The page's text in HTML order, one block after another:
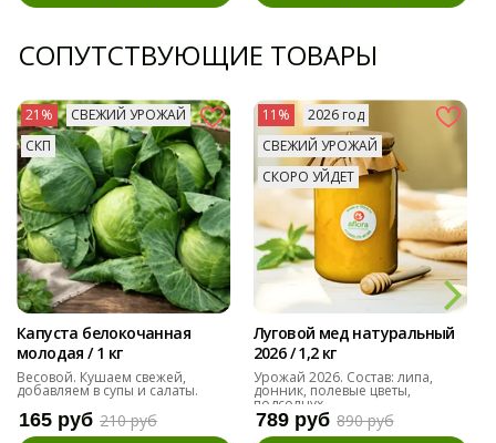
СОПУТСТВУЮЩИЕ ТОВАРЫ
21%
СВЕЖИЙ УРОЖАЙ
СКП
Капуста белокочанная
молодая / 1 кг
Весовой. Кушаем свежей,
добавляем в супы и салаты.
165 руб 210 руб
11%
2026 год
СВЕЖИЙ УРОЖАЙ
СКОРО УЙДЕТ
Луговой мед натуральный
2026 / 1,2 кг
Урожай 2026. Состав: липа,
донник, полевые цветы,
подсолнух
789 руб 890 руб